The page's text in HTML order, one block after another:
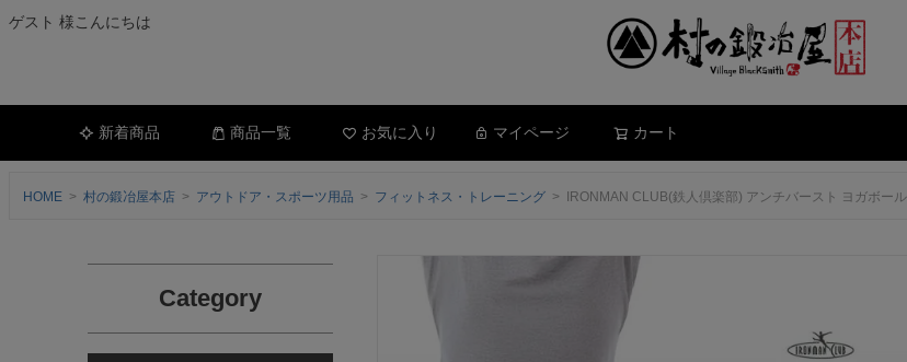
ゲスト 様こんにちは
新着商品 商品一覧 お気に入り マイページ カート
HOME 村の鍛冶屋本店 アウトドア・スポーツ用品 フィットネス・トレーニング IRONMAN CLUB(鉄人倶楽部) アンチバースト ヨガボー
Category